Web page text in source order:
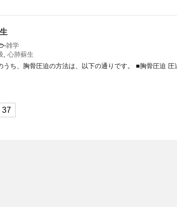
-雑学
, 心肺蘇生
うち、胸骨圧迫の方法は、以下の通りです。 ■胸骨圧迫 圧
37